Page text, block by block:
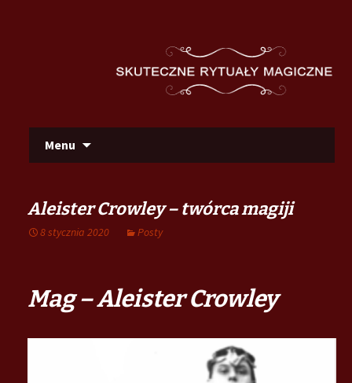
Menu
Aleister Crowley – twórca magiji
8 stycznia 2020 Posty
Mag – Aleister Crowley